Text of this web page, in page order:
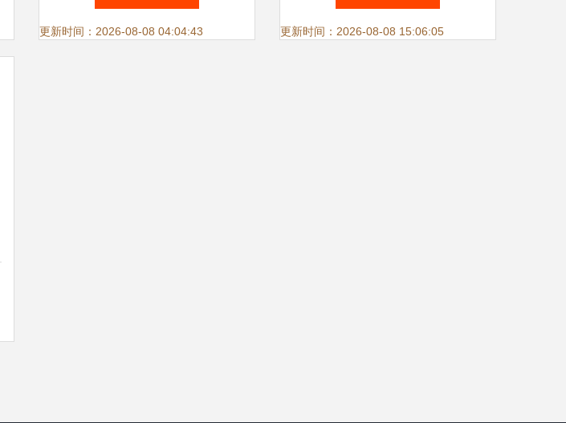
与体验服务
更新时间：2026-08-08 04:04:43 服装服饰指南
更新时间：2026-08-08 15:06:05